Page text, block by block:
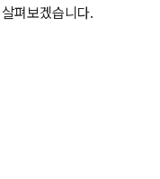
펴보겠습니다.